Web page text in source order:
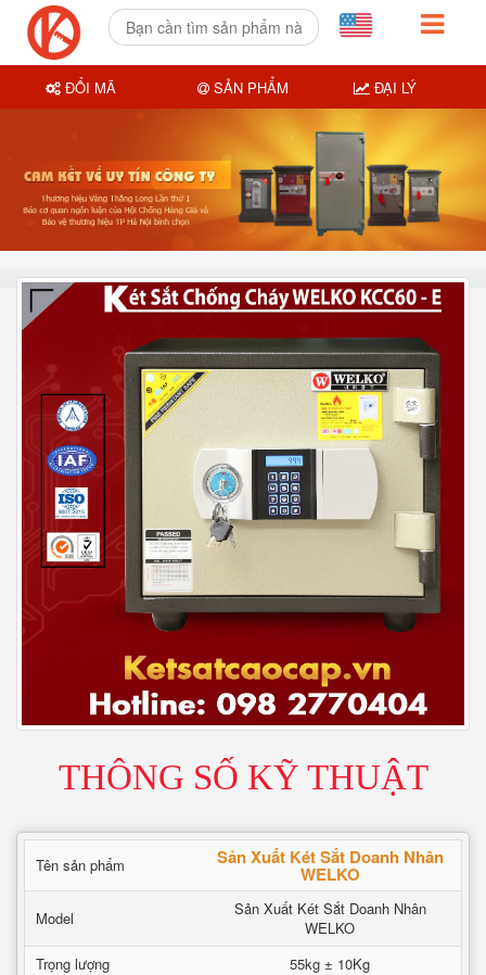
THÔNG SỐ KỸ THUẬT
Tên sản phẩm Sản Xuất Két Sắt Doanh Nhân
WELKO
Model
Sản Xuất Két Sắt Doanh Nhân
WELKO
Trọng lượng
55kg ± 10Kg
ĐỔI MÃ SẢN PHẨM ĐẠI LÝ